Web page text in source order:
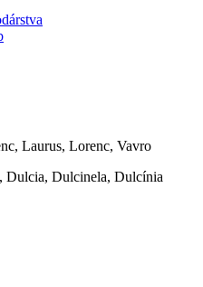
Laurus, Lorenc, Vavro
Dulcia, Dulcinela, Dulcínia